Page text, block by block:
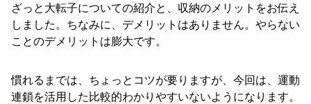
ざっと大転子についての紹介と、収納のメリットをお伝え
しました。ちなみに、デメリットはありません。やらない
ことのデメリットは膨大です。
慣れるまでは、ちょっとコツが要りますが、今回は、運動
連鎖を活用した比較的わかりやすいないようになります。